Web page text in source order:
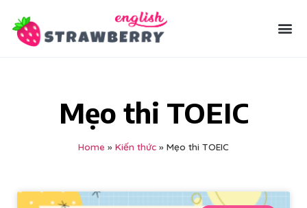
Mẹo thi TOEIC
Home » Kiến thức » Mẹo thi TOEIC